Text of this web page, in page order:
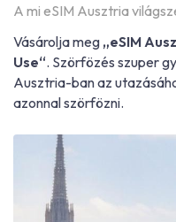
A mi eSIM Ausztria
Vásárolja meg „eSIM
Use“. Szörfözés szuper
Ausztria-ban az
azonnal szörfözni.